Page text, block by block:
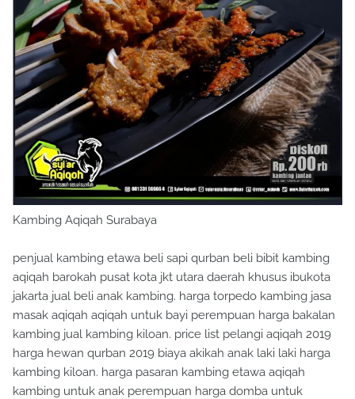
Kambing Aqiqah Surabaya
penjual kambing etawa beli sapi qurban beli bibit kambing
aqiqah barokah pusat kota jkt utara daerah khusus ibukota
jakarta jual beli anak kambing. harga torpedo kambing jasa
masak aqiqah aqiqah untuk bayi perempuan harga bakalan
kambing jual kambing kiloan. price list pelangi aqiqah 2019
harga hewan qurban 2019 biaya akikah anak laki laki harga
kambing kiloan. harga pasaran kambing etawa aqiqah
kambing untuk anak perempuan harga domba untuk